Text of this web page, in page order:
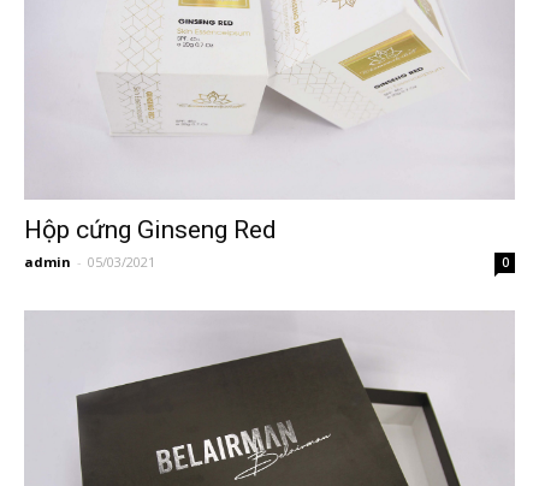
Hộp cứng Ginseng Red
admin - 05/03/2021 0